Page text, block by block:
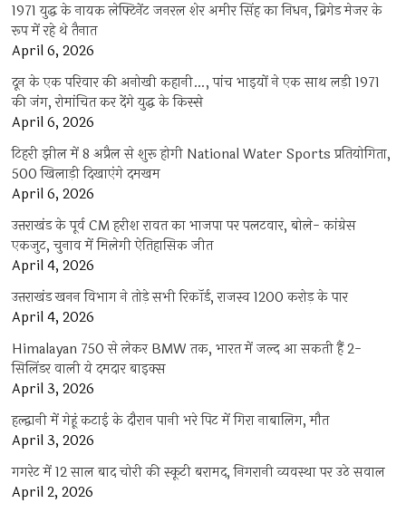
1971 युद्ध के नायक लेफ्टिनेंट जनरल शेर अमीर सिंह का निधन, ब्रिगेड मेजर के
रूप में रहे थे तैनात
April 6, 2026
दून के एक परिवार की अनोखी कहानी…, पांच भाइयों ने एक साथ लड़ी 1971
की जंग, रोमांचित कर देंगे युद्ध के किस्से
April 6, 2026
टिहरी झील में 8 अप्रैल से शुरू होगी National Water Sports प्रतियोगिता,
500 खिलाड़ी दिखाएंगे दमखम
April 6, 2026
उत्तराखंड के पूर्व CM हरीश रावत का भाजपा पर पलटवार, बोले- कांग्रेस
एकजुट, चुनाव में मिलेगी ऐतिहासिक जीत
April 4, 2026
उत्तराखंड खनन विभाग ने तोड़े सभी रिकॉर्ड, राजस्व 1200 करोड़ के पार
April 4, 2026
Himalayan 750 से लेकर BMW तक, भारत में जल्द आ सकती हैं 2-
सिलिंडर वाली ये दमदार बाइक्स
April 3, 2026
हल्द्वानी में गेहूं कटाई के दौरान पानी भरे पिट में गिरा नाबालिग, मौत
April 3, 2026
गगरेट में 12 साल बाद चोरी की स्कूटी बरामद, निगरानी व्यवस्था पर उठे सवाल
April 2, 2026